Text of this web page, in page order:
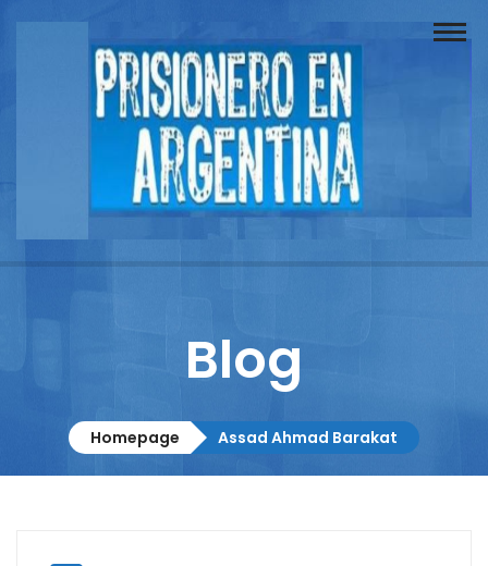
Buscador
Documentos
Columnistas
Contacto
Blog
Homepage Assad Ahmad Barakat